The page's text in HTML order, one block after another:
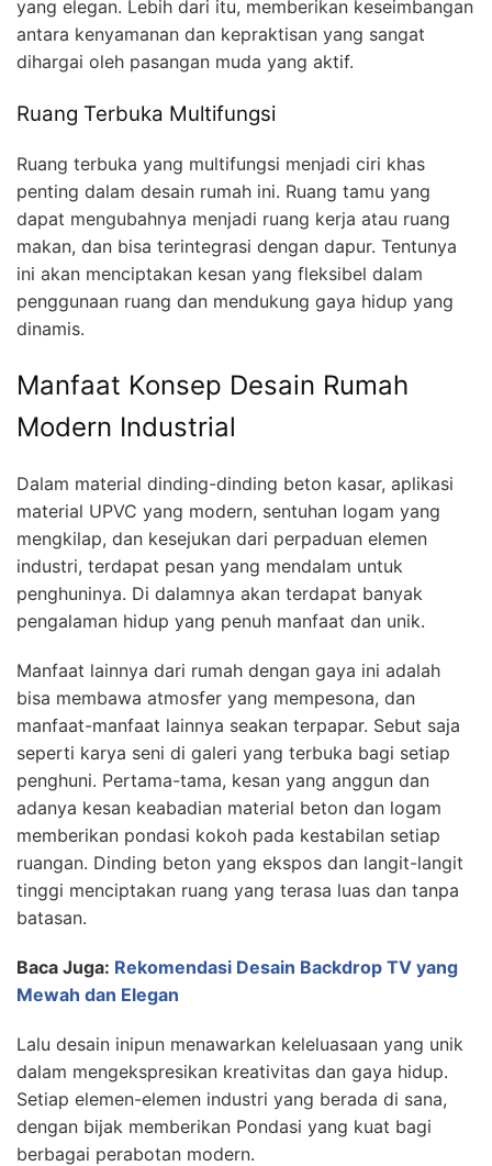
yang elegan. Lebih dari itu, memberikan keseimbangan
antara kenyamanan dan kepraktisan yang sangat
dihargai oleh pasangan muda yang aktif.
Ruang Terbuka Multifungsi
Ruang terbuka yang multifungsi menjadi ciri khas
penting dalam desain rumah ini. Ruang tamu yang
dapat mengubahnya menjadi ruang kerja atau ruang
makan, dan bisa terintegrasi dengan dapur. Tentunya
ini akan menciptakan kesan yang fleksibel dalam
penggunaan ruang dan mendukung gaya hidup yang
dinamis.
Manfaat Konsep Desain Rumah
Modern Industrial
Dalam material dinding-dinding beton kasar, aplikasi
material UPVC yang modern, sentuhan logam yang
mengkilap, dan kesejukan dari perpaduan elemen
industri, terdapat pesan yang mendalam untuk
penghuninya. Di dalamnya akan terdapat banyak
pengalaman hidup yang penuh manfaat dan unik.
Manfaat lainnya dari rumah dengan gaya ini adalah
bisa membawa atmosfer yang mempesona, dan
manfaat-manfaat lainnya seakan terpapar. Sebut saja
seperti karya seni di galeri yang terbuka bagi setiap
penghuni. Pertama-tama, kesan yang anggun dan
adanya kesan keabadian material beton dan logam
memberikan pondasi kokoh pada kestabilan setiap
ruangan. Dinding beton yang ekspos dan langit-langit
tinggi menciptakan ruang yang terasa luas dan tanpa
batasan.
Baca Juga: Rekomendasi Desain Backdrop TV yang
Mewah dan Elegan
Lalu desain inipun menawarkan keleluasaan yang unik
dalam mengekspresikan kreativitas dan gaya hidup.
Setiap elemen-elemen industri yang berada di sana,
dengan bijak memberikan Pondasi yang kuat bagi
berbagai perabotan modern.